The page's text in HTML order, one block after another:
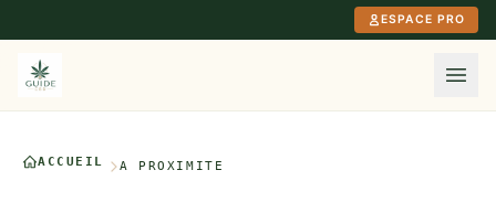
ESPACE PRO
ACCUEIL À PROXIMITÉ